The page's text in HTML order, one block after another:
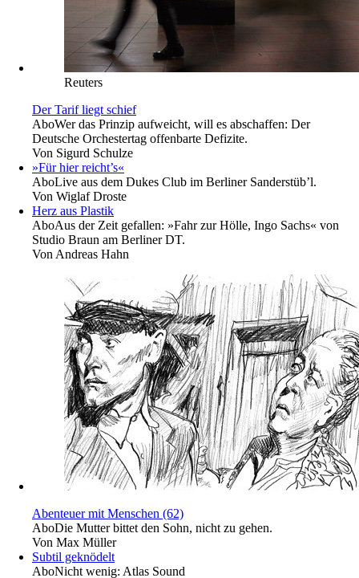
Reuters
Der Tarif liegt schief
AboWer das Prinzip aufweicht, will es abschaffen: Der
Deutsche Orchestertag offenbarte Defizite.
Von Sigurd Schulze
»Für hier reicht’s«
AboLive aus dem Dukes Club im Berliner Sanderstüb’l.
Von Wiglaf Droste
Herz aus Plastik
AboAus der Zeit gefallen: »Fahr zur Hölle, Ingo Sachs« von
Studio Braun am Berliner DT.
VonAndreas Hahn
Abenteuer mit Menschen (62)
AboDie Mutter bittet den Sohn, nicht zu gehen.
Von Max Müller
Subtil geknödelt
AboNicht wenig: Atlas Sound